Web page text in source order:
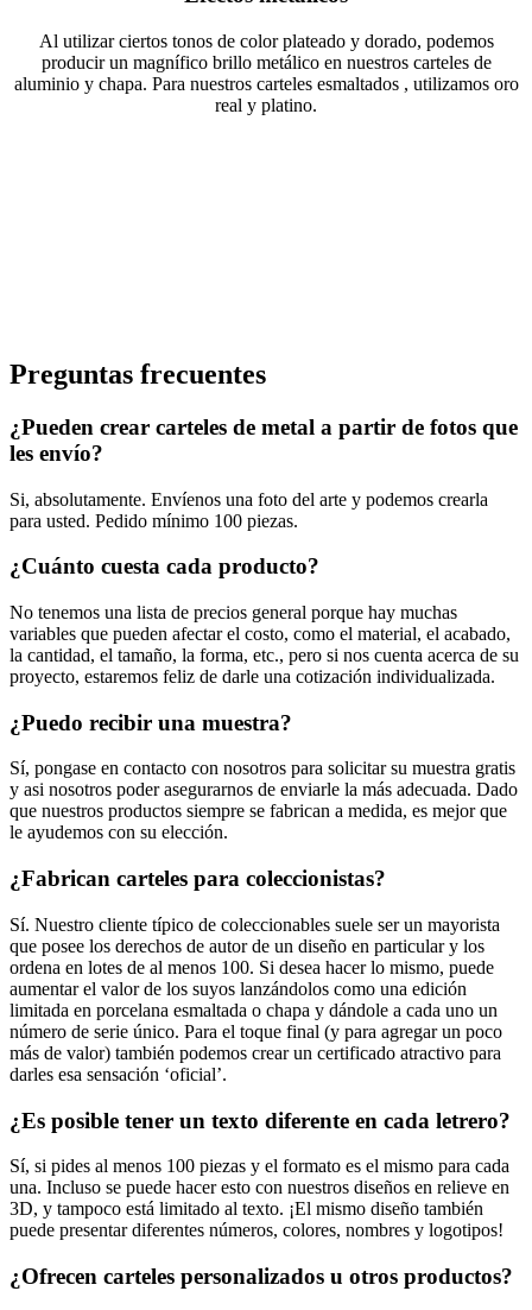
Al utilizar ciertos tonos de color plateado y dorado, podemos
producir un magnífico brillo metálico en nuestros carteles de
aluminio y chapa. Para nuestros carteles esmaltados , utilizamos oro
real y platino.
Preguntas frecuentes
¿Pueden crear carteles de metal a partir de fotos que
les envío?
Si, absolutamente. Envíenos una foto del arte y podemos crearla
para usted. Pedido mínimo 100 piezas.
¿Cuánto cuesta cada producto?
No tenemos una lista de precios general porque hay muchas
variables que pueden afectar el costo, como el material, el acabado,
la cantidad, el tamaño, la forma, etc., pero si nos cuenta acerca de su
proyecto, estaremos feliz de darle una cotización individualizada.
¿Puedo recibir una muestra?
Sí, pongase en contacto con nosotros para solicitar su muestra gratis
y asi nosotros poder asegurarnos de enviarle la más adecuada. Dado
que nuestros productos siempre se fabrican a medida, es mejor que
le ayudemos con su elección.
¿Fabrican carteles para coleccionistas?
Sí. Nuestro cliente típico de coleccionables suele ser un mayorista
que posee los derechos de autor de un diseño en particular y los
ordena en lotes de al menos 100. Si desea hacer lo mismo, puede
aumentar el valor de los suyos lanzándolos como una edición
limitada en porcelana esmaltada o chapa y dándole a cada uno un
número de serie único. Para el toque final (y para agregar un poco
más de valor) también podemos crear un certificado atractivo para
darles esa sensación ‘oficial’.
¿Es posible tener un texto diferente en cada letrero?
Sí, si pides al menos 100 piezas y el formato es el mismo para cada
una. Incluso se puede hacer esto con nuestros diseños en relieve en
3D, y tampoco está limitado al texto. ¡El mismo diseño también
puede presentar diferentes números, colores, nombres y logotipos!
¿Ofrecen carteles personalizados u otros productos?